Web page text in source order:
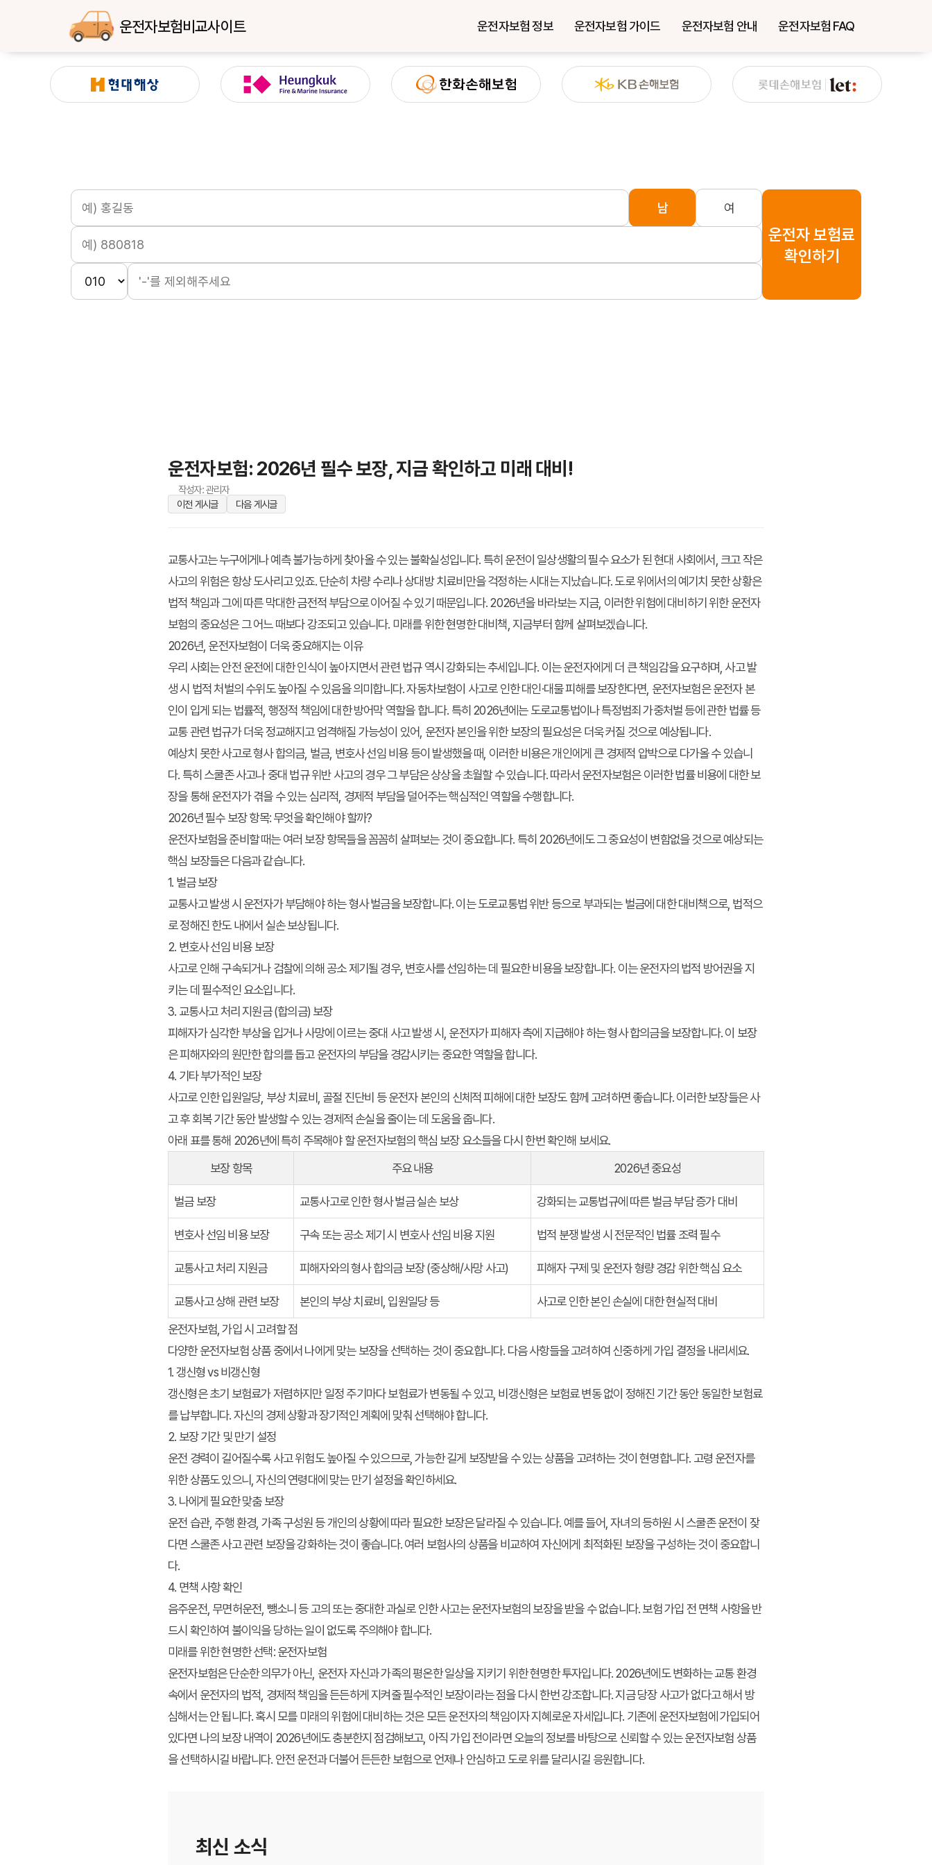
운전자보험비교사이트 운전자보험 정보 운전자보험 가이드 운전자보험 안내 운전자보험 FAQ
남 여
운전자 보험료
확인하기
운전자보험: 2026년 필수 보장, 지금 확인하고 미래 대비!
작성자: 관리자
이전 게시글
다음 게시글
교통사고는 누구에게나 예측 불가능하게 찾아올 수 있는 불확실성입니다. 특히 운전이 일상생활의 필수 요소가 된 현대 사회에서, 크고 작은
사고의 위험은 항상 도사리고 있죠. 단순히 차량 수리나 상대방 치료비만을 걱정하는 시대는 지났습니다. 도로 위에서의 예기치 못한 상황은
법적 책임과 그에 따른 막대한 금전적 부담으로 이어질 수 있기 때문입니다. 2026년을 바라보는 지금, 이러한 위험에 대비하기 위한운전자
보험의 중요성은 그 어느 때보다 강조되고 있습니다. 미래를 위한 현명한 대비책, 지금부터 함께 살펴보겠습니다.
2026년, 운전자보험이 더욱 중요해지는 이유
우리 사회는 안전 운전에 대한 인식이 높아지면서 관련 법규 역시 강화되는 추세입니다. 이는 운전자에게 더 큰 책임감을 요구하며, 사고 발
생 시 법적 처벌의 수위도 높아질 수 있음을 의미합니다. 자동차보험이 사고로 인한 대인·대물 피해를 보장한다면, 운전자보험은 운전자 본
인이 입게 되는 법률적, 행정적 책임에 대한 방어막 역할을 합니다. 특히 2026년에는 도로교통법이나 특정범죄 가중처벌 등에 관한 법률 등
교통 관련 법규가 더욱 정교해지고 엄격해질 가능성이 있어, 운전자 본인을 위한 보장의 필요성은 더욱 커질 것으로 예상됩니다.
예상치 못한 사고로 형사 합의금, 벌금, 변호사 선임 비용 등이 발생했을 때, 이러한 비용은 개인에게 큰 경제적 압박으로 다가올 수 있습니
다. 특히 스쿨존 사고나 중대 법규 위반 사고의 경우 그 부담은 상상을 초월할 수 있습니다. 따라서 운전자보험은 이러한 법률 비용에 대한 보
장을 통해 운전자가 겪을 수 있는 심리적, 경제적 부담을 덜어주는 핵심적인 역할을 수행합니다.
2026년 필수 보장 항목: 무엇을 확인해야 할까?
운전자보험을 준비할 때는 여러 보장 항목들을 꼼꼼히 살펴보는 것이 중요합니다. 특히 2026년에도 그 중요성이 변함없을 것으로 예상되는
핵심 보장들은 다음과 같습니다.
1. 벌금 보장
교통사고 발생 시 운전자가 부담해야 하는 형사 벌금을 보장합니다. 이는 도로교통법 위반 등으로 부과되는 벌금에 대한 대비책으로, 법적으
로 정해진 한도 내에서 실손 보상됩니다.
2. 변호사 선임 비용 보장
사고로 인해 구속되거나 검찰에 의해 공소 제기될 경우, 변호사를 선임하는 데 필요한 비용을 보장합니다. 이는 운전자의 법적 방어권을 지
키는 데 필수적인 요소입니다.
3. 교통사고 처리 지원금 (합의금) 보장
피해자가 심각한 부상을 입거나 사망에 이르는 중대 사고 발생 시, 운전자가 피해자 측에 지급해야 하는 형사 합의금을 보장합니다. 이 보장
은 피해자와의 원만한 합의를 돕고 운전자의 부담을 경감시키는 중요한 역할을 합니다.
4. 기타 부가적인 보장
사고로 인한 입원일당, 부상 치료비, 골절 진단비 등 운전자 본인의 신체적 피해에 대한 보장도 함께 고려하면 좋습니다. 이러한 보장들은 사
고 후 회복 기간 동안 발생할 수 있는 경제적 손실을 줄이는 데 도움을 줍니다.
아래 표를 통해 2026년에 특히 주목해야 할 운전자보험의 핵심 보장 요소들을 다시 한번 확인해 보세요.
보장 항목
주요 내용 2026년 중요성
벌금 보장 교통사고로 인한 형사 벌금 실손 보상 강화되는 교통법규에 따른 벌금 부담 증가 대비
변호사 선임 비용 보장 구속 또는 공소 제기 시 변호사 선임 비용 지원 법적 분쟁 발생 시 전문적인 법률 조력 필수
교통사고 처리 지원금 피해자와의 형사 합의금 보장 (중상해/사망 사고) 피해자 구제 및 운전자 형량 경감 위한 핵심 요소
교통사고 상해 관련 보장 본인의 부상 치료비, 입원일당 등
사고로 인한 본인 손실에 대한 현실적 대비
운전자보험, 가입 시 고려할 점
다양한 운전자보험 상품 중에서 나에게 맞는 보장을 선택하는 것이 중요합니다. 다음 사항들을 고려하여 신중하게 가입 결정을 내리세요.
1. 갱신형 vs 비갱신형
갱신형은 초기 보험료가 저렴하지만 일정 주기마다 보험료가 변동될 수 있고, 비갱신형은 보험료 변동 없이 정해진 기간 동안 동일한 보험료
를 납부합니다. 자신의 경제 상황과 장기적인 계획에 맞춰 선택해야 합니다.
2. 보장 기간 및 만기 설정
운전 경력이 길어질수록 사고 위험도 높아질 수 있으므로, 가능한 길게 보장받을 수 있는 상품을 고려하는 것이 현명합니다. 고령 운전자를
위한 상품도 있으니, 자신의 연령대에 맞는 만기 설정을 확인하세요.
3. 나에게 필요한 맞춤 보장
운전 습관, 주행 환경, 가족 구성원 등 개인의 상황에 따라 필요한 보장은 달라질 수 있습니다. 예를 들어, 자녀의 등하원 시 스쿨존 운전이 잦
다면 스쿨존 사고 관련 보장을 강화하는 것이 좋습니다. 여러 보험사의 상품을 비교하여 자신에게 최적화된 보장을 구성하는 것이 중요합니
다.
4. 면책 사항 확인
음주운전, 무면허운전, 뺑소니 등 고의 또는 중대한 과실로 인한 사고는 운전자보험의 보장을 받을 수 없습니다. 보험 가입 전 면책 사항을 반
드시 확인하여 불이익을 당하는 일이 없도록 주의해야 합니다.
미래를 위한 현명한 선택: 운전자보험
운전자보험은 단순한 의무가 아닌, 운전자 자신과 가족의 평온한 일상을 지키기 위한 현명한 투자입니다. 2026년에도 변화하는 교통 환경
속에서 운전자의 법적, 경제적 책임을 든든하게 지켜줄 필수적인 보장이라는 점을 다시 한번 강조합니다. 지금 당장 사고가 없다고 해서 방
심해서는 안 됩니다. 혹시 모를 미래의 위험에 대비하는 것은 모든 운전자의 책임이자 지혜로운 자세입니다. 기존에 운전자보험에 가입되어
있다면 나의 보장 내역이 2026년에도 충분한지 점검해보고, 아직 가입 전이라면 오늘의 정보를 바탕으로 신뢰할 수 있는 운전자보험 상품
을 선택하시길 바랍니다. 안전 운전과 더불어 든든한 보험으로 언제나 안심하고 도로 위를 달리시길 응원합니다.
최신 소식